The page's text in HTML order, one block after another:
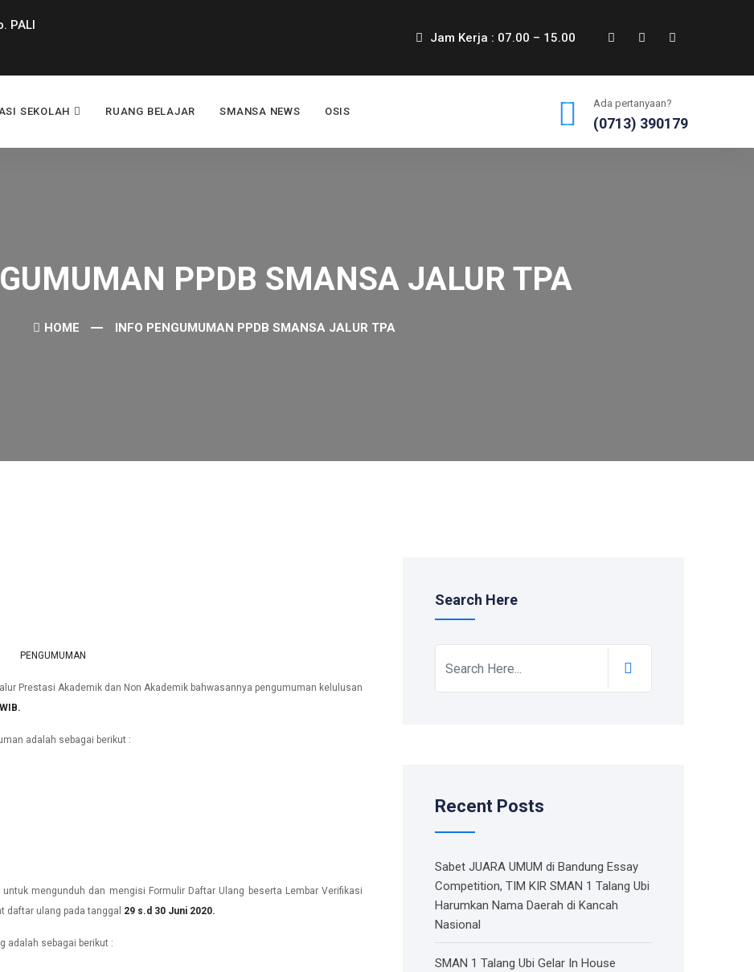
PALI
Jam Kerja : 07.00 – 15.00
Ada pertanyaan?
(0713) 390179
SEKOLAH RUANG BELAJAR SMANSA NEWS OSIS
PPDB SMANSA JALUR TPA
HOME INFO PENGUMUMAN PPDB SMANSA JALUR TPA
PENGUMUMAN
Prestasi Akademik dan Non Akademik bahwasannya pengumuman kelulusan
adalah sebagai berikut :
mengunduh dan mengisi Formulir Daftar Ulang beserta Lembar Verifikasi
daftar ulang pada tanggal 29 s.d 30 Juni 2020.
adalah sebagai berikut :
Search Here
Recent Posts
Sabet JUARA UMUM di Bandung Essay
Competition, TIM KIR SMAN 1 Talang Ubi
Harumkan Nama Daerah di Kancah
Nasional
SMAN 1 Talang Ubi Gelar In House